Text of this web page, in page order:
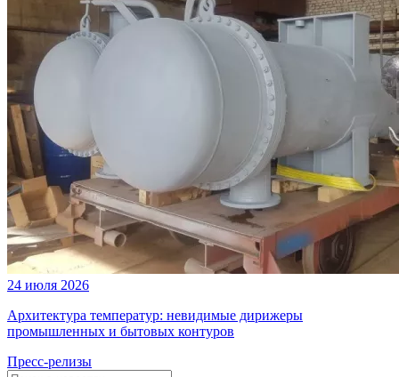
24 июля 2026
Архитектура температур: невидимые дирижеры
промышленных и бытовых контуров
Пресс-релизы